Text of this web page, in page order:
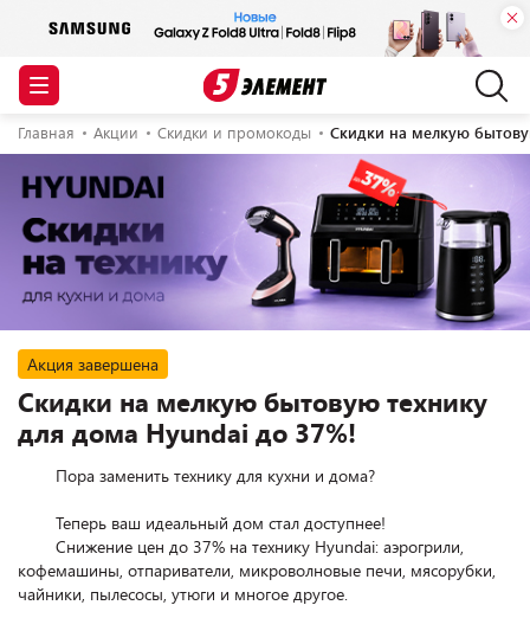
Главная Акции Скидки и промокоды Скидки на мелкую
Акция завершена
Скидки на мелкую бытовую технику
для дома Hyundai до 37%!
кофемашины, отпариватели, микроволновые печи, мясорубки,
чайники, пылесосы, утюги и многое другое.